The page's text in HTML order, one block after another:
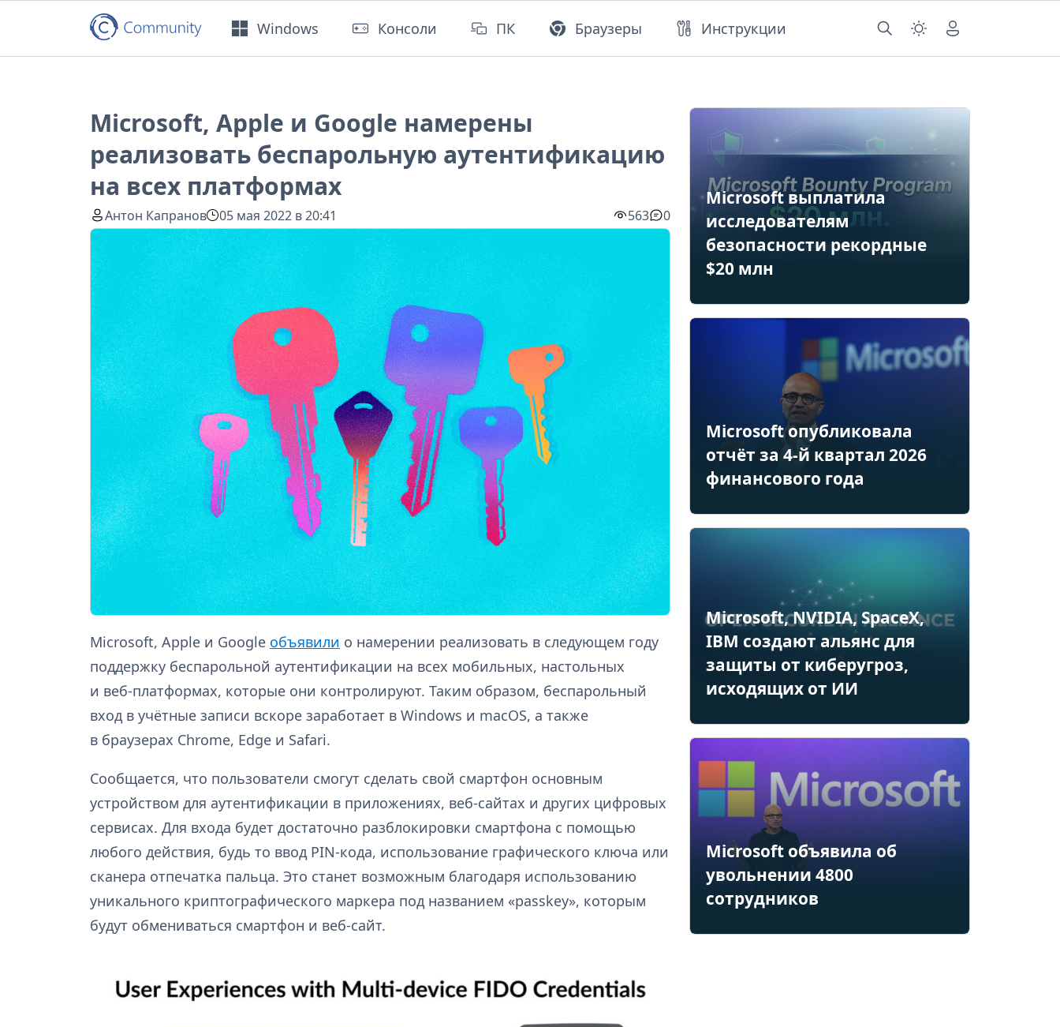
Windows Консоли ПК Браузеры Инструкции
Microsoft, Apple и Google намерены
реализовать беспарольную аутентификацию
на всех платформах
Антон Капранов 05 мая 2022 в 20:41 563 0
Microsoft, Apple и Google объявили о намерении реализовать в следующем году
поддержку беспарольной аутентификации на всех мобильных, настольных
и веб-платформах, которые они контролируют. Таким образом, беспарольный
вход в учётные записи вскоре заработает в Windows и macOS, а также
в браузерах Chrome, Edge и Safari.
Сообщается, что пользователи смогут сделать свой смартфон основным
устройством для аутентификации в приложениях, веб-сайтах и других цифровых
сервисах. Для входа будет достаточно разблокировки смартфона с помощью
любого действия, будь то ввод PIN-кода, использование графического ключа или
сканера отпечатка пальца. Это станет возможным благодаря использованию
уникального криптографического маркера под названием «passkey», которым
будут обмениваться смартфон и веб-сайт.
Microsoft выплатила
исследователям
безопасности рекордные
$20 млн
Microsoft опубликовала
отчёт за 4-й квартал 2026
финансового года
Microsoft, NVIDIA, SpaceX,
IBM создают альянс для
защиты от киберугроз,
исходящих от ИИ
Microsoft объявила об
увольнении 4800
сотрудников